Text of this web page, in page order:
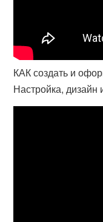
КАК создать и
Настройка,